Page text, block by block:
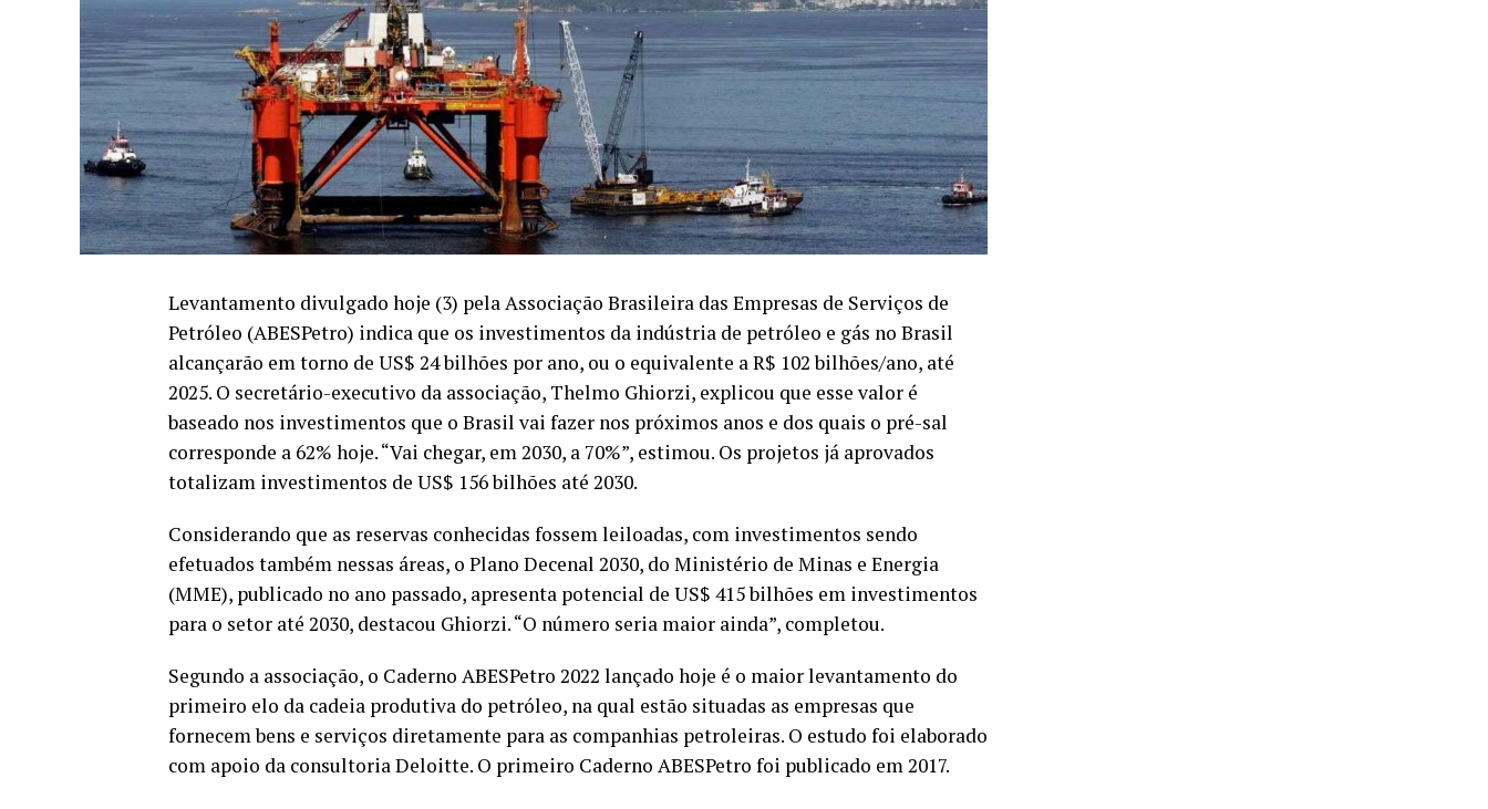
Levantamento divulgado hoje (3) pela Associação Brasileira das Empresas de Serviços de
Petróleo (ABESPetro) indica que os investimentos da indústria de petróleo e gás no Brasil
alcançarão em torno de US$ 24 bilhões por ano, ou o equivalente a R$ 102 bilhões/ano, até
2025. O secretário-executivo da associação, Thelmo Ghiorzi, explicou que esse valor é
baseado nos investimentos que o Brasil vai fazer nos próximos anos e dos quais o pré-sal
corresponde a 62% hoje. “Vai chegar, em 2030, a 70%”, estimou. Os projetos já aprovados
totalizam investimentos de US$ 156 bilhões até 2030.
Considerando que as reservas conhecidas fossem leiloadas, com investimentos sendo
efetuados também nessas áreas, o Plano Decenal 2030, do Ministério de Minas e Energia
(MME), publicado no ano passado, apresenta potencial de US$ 415 bilhões em investimentos
para o setor até 2030, destacou Ghiorzi. “O número seria maior ainda”, completou.
Segundo a associação, o Caderno ABESPetro 2022 lançado hoje é o maior levantamento do
primeiro elo da cadeia produtiva do petróleo, na qual estão situadas as empresas que
fornecem bens e serviços diretamente para as companhias petroleiras. O estudo foi elaborado
com apoio da consultoria Deloitte. O primeiro Caderno ABESPetro foi publicado em 2017.